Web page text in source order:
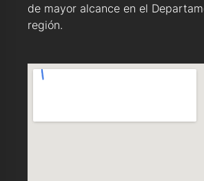
de mayor alcance en el
región.